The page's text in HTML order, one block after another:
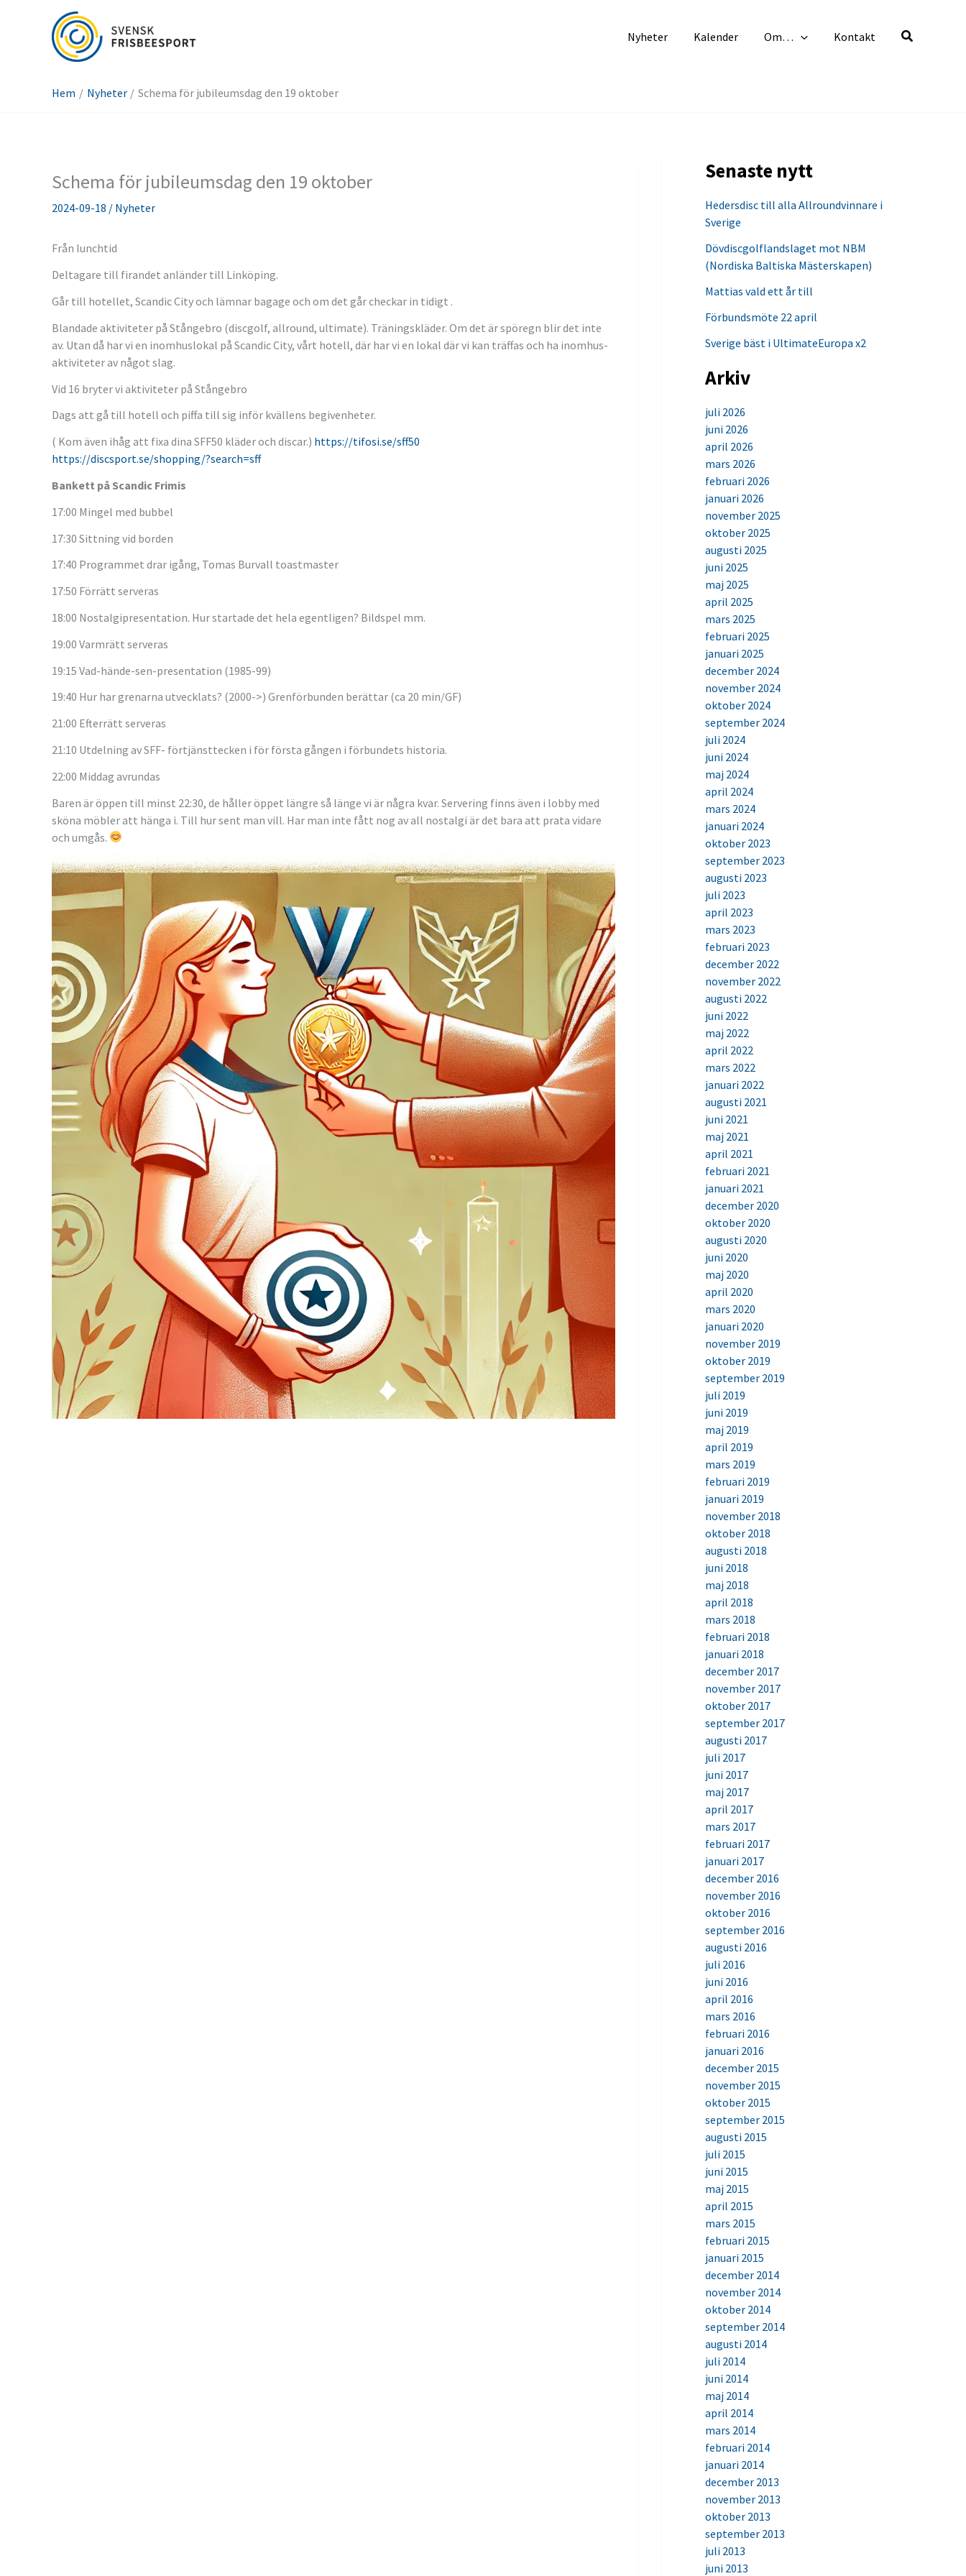
Nyheter Kalender Om… Kontakt
Hem Nyheter Schema för jubileumsdag den 19 oktober
Schema för jubileumsdag den 19 oktober
2024-09-18 / Nyheter
Från lunchtid
Deltagare till firandet anländer till Linköping.
Går till hotellet, Scandic City och lämnar bagage och om det går checkar in tidigt .
Blandade aktiviteter på Stångebro (discgolf, allround, ultimate). Träningskläder. Om det är spöregn blir det inte
av. Utan då har vi en inomhuslokal på Scandic City, vårt hotell, där har vi en lokal där vi kan träffas och ha inomhus-
aktiviteter av något slag.
Vid 16 bryter vi aktiviteter på Stångebro
Dags att gå till hotell och piffa till sig inför kvällens begivenheter.
( Kom även ihåg att fixa dina SFF50 kläder och discar.) https://tifosi.se/sff50
https://discsport.se/shopping/?search=sff
Bankett på Scandic Frimis
17:00 Mingel med bubbel
17:30 Sittning vid borden
17:40 Programmet drar igång, Tomas Burvall toastmaster
17:50 Förrätt serveras
18:00 Nostalgipresentation. Hur startade det hela egentligen? Bildspel mm.
19:00 Varmrätt serveras
19:15 Vad-hände-sen-presentation (1985-99)
19:40 Hur har grenarna utvecklats? (2000->) Grenförbunden berättar (ca 20 min/GF)
21:00 Efterrätt serveras
21:10 Utdelning av SFF- förtjänsttecken i för första gången i förbundets historia.
22:00 Middag avrundas
Baren är öppen till minst 22:30, de håller öppet längre så länge vi är några kvar. Servering finns även i lobby med
sköna möbler att hänga i. Till hur sent man vill. Har man inte fått nog av all nostalgi är det bara att prata vidare
och umgås.
Senaste nytt
Hedersdisc till alla Allroundvinnare i
Sverige
Dövdiscgolflandslaget mot NBM
(Nordiska Baltiska Mästerskapen)
Mattias vald ett år till
Förbundsmöte 22 april
Sverige bäst i UltimateEuropa x2
Arkiv
juli 2026
juni 2026
april 2026
mars 2026
februari 2026
januari 2026
november 2025
oktober 2025
augusti 2025
juni 2025
maj 2025
april 2025
mars 2025
februari 2025
januari 2025
december 2024
november 2024
oktober 2024
september 2024
juli 2024
juni 2024
maj 2024
april 2024
mars 2024
januari 2024
oktober 2023
september 2023
augusti 2023
juli 2023
april 2023
mars 2023
februari 2023
december 2022
november 2022
augusti 2022
juni 2022
maj 2022
april 2022
mars 2022
januari 2022
augusti 2021
juni 2021
maj 2021
april 2021
februari 2021
januari 2021
december 2020
oktober 2020
augusti 2020
juni 2020
maj 2020
april 2020
mars 2020
januari 2020
november 2019
oktober 2019
september 2019
juli 2019
juni 2019
maj 2019
april 2019
mars 2019
februari 2019
januari 2019
november 2018
oktober 2018
augusti 2018
juni 2018
maj 2018
april 2018
mars 2018
februari 2018
januari 2018
december 2017
november 2017
oktober 2017
september 2017
augusti 2017
juli 2017
juni 2017
maj 2017
april 2017
mars 2017
februari 2017
januari 2017
december 2016
november 2016
oktober 2016
september 2016
augusti 2016
juli 2016
juni 2016
april 2016
mars 2016
februari 2016
januari 2016
december 2015
november 2015
oktober 2015
september 2015
augusti 2015
juli 2015
juni 2015
maj 2015
april 2015
mars 2015
februari 2015
januari 2015
december 2014
november 2014
oktober 2014
september 2014
augusti 2014
juli 2014
juni 2014
maj 2014
april 2014
mars 2014
februari 2014
januari 2014
december 2013
november 2013
oktober 2013
september 2013
juli 2013
juni 2013